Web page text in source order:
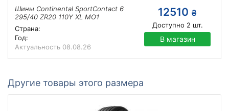
Шины Continental SportContact 6
295/40 ZR20 110Y XL MO1
Страна:
Год:
Актуальность 08.08.26
12510 ₴
Доступно 2 шт.
В магазин
Другие товары этого размера